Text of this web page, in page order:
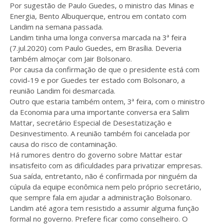
Por sugestão de Paulo Guedes, o ministro das Minas e
Energia, Bento Albuquerque, entrou em contato com
Landim na semana passada.
Landim tinha uma longa conversa marcada na 3ª feira
(7.jul.2020) com Paulo Guedes, em Brasília. Deveria
também almoçar com Jair Bolsonaro.
Por causa da confirmação de que o presidente está com
covid-19 e por Guedes ter estado com Bolsonaro, a
reunião Landim foi desmarcada.
Outro que estaria também ontem, 3ª feira, com o ministro
da Economia para uma importante conversa era Salim
Mattar, secretário Especial de Desestatização e
Desinvestimento. A reunião também foi cancelada por
causa do risco de contaminação.
Há rumores dentro do governo sobre Mattar estar
insatisfeito com as dificuldades para privatizar empresas.
Sua saída, entretanto, não é confirmada por ninguém da
cúpula da equipe econômica nem pelo próprio secretário,
que sempre fala em ajudar a administração Bolsonaro.
Landim até agora tem resistido a assumir alguma função
formal no governo. Prefere ficar como conselheiro. O